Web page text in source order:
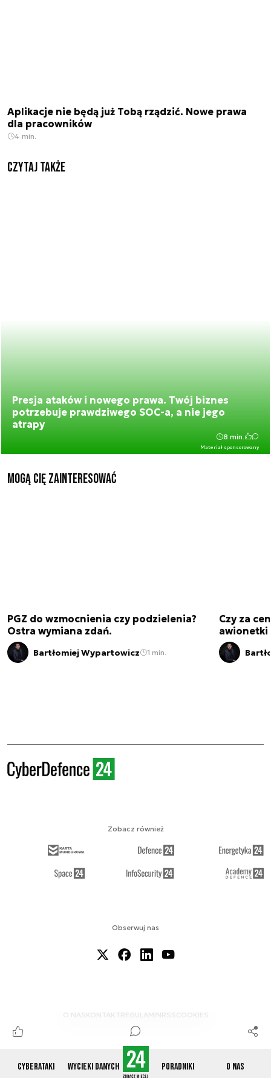
Cyberataki Wycieki danych Poradniki O nas
Aplikacje nie będą już Tobą rządzić. Nowe prawa
dla pracowników
4 min.
Czytaj także
Presja ataków i nowego prawa. Twój biznes
potrzebuje prawdziwego SOC-a, a nie jego
atrapy
Materiał sponsorowany
8 min.
Mogą Cię zainteresować
PGZ do wzmocnienia czy podzielenia?
Ostra wymiana zdań.
Bartłomiej Wypartowicz 1 min.
Czy za
awionetki
Obserwuj nas
O NAS KONTAKTREGULAMINRSS COOKIES
Zobacz również
© 2012-2026 CYBERDEFENCE24